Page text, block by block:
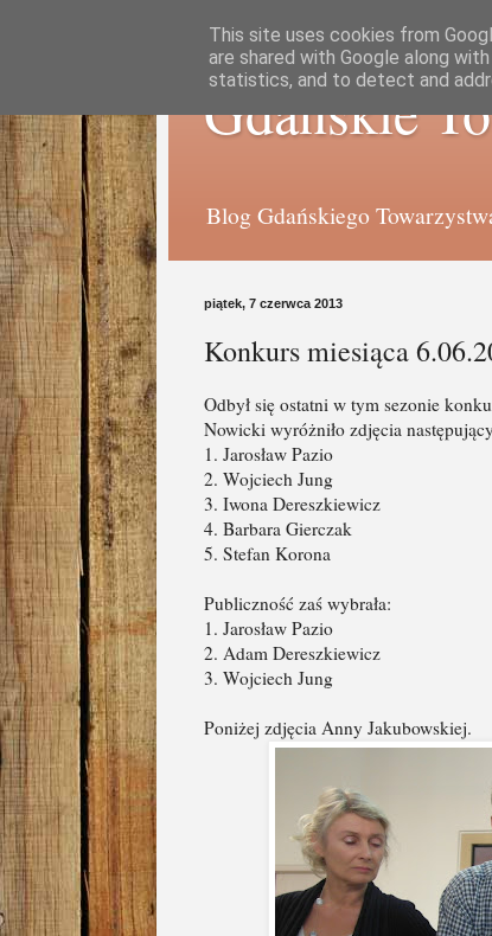
Gdańskie
Blog Gdańskiego
piątek, 7 czerwca 2013
Konkurs miesiąca
Odbył się ostatni w tym sezonie
Nowicki wyróżniło zdjęcia
1. Jarosław Pazio
2. Wojciech Jung
3. Iwona Dereszkiewicz
4. Barbara Gierczak
5. Stefan Korona
Publiczność zaś wybrała:
1. Jarosław Pazio
2. Adam Dereszkiewicz
3. Wojciech Jung
Poniżej zdjęcia Anny Jakubowskiej.
This site uses cookies from
are shared with Google along
statistics, and to detect and